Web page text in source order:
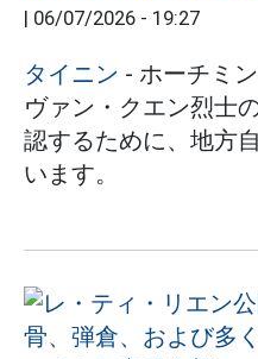
| 06/07/2026 - 19:27
タイニン - ホーチミ
ヴァン・クエン烈士
認するために、地方
います。